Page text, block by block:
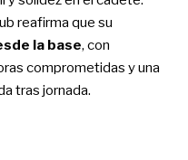
reafirma que su
la base, con
comprometidas y una
tras jornada.